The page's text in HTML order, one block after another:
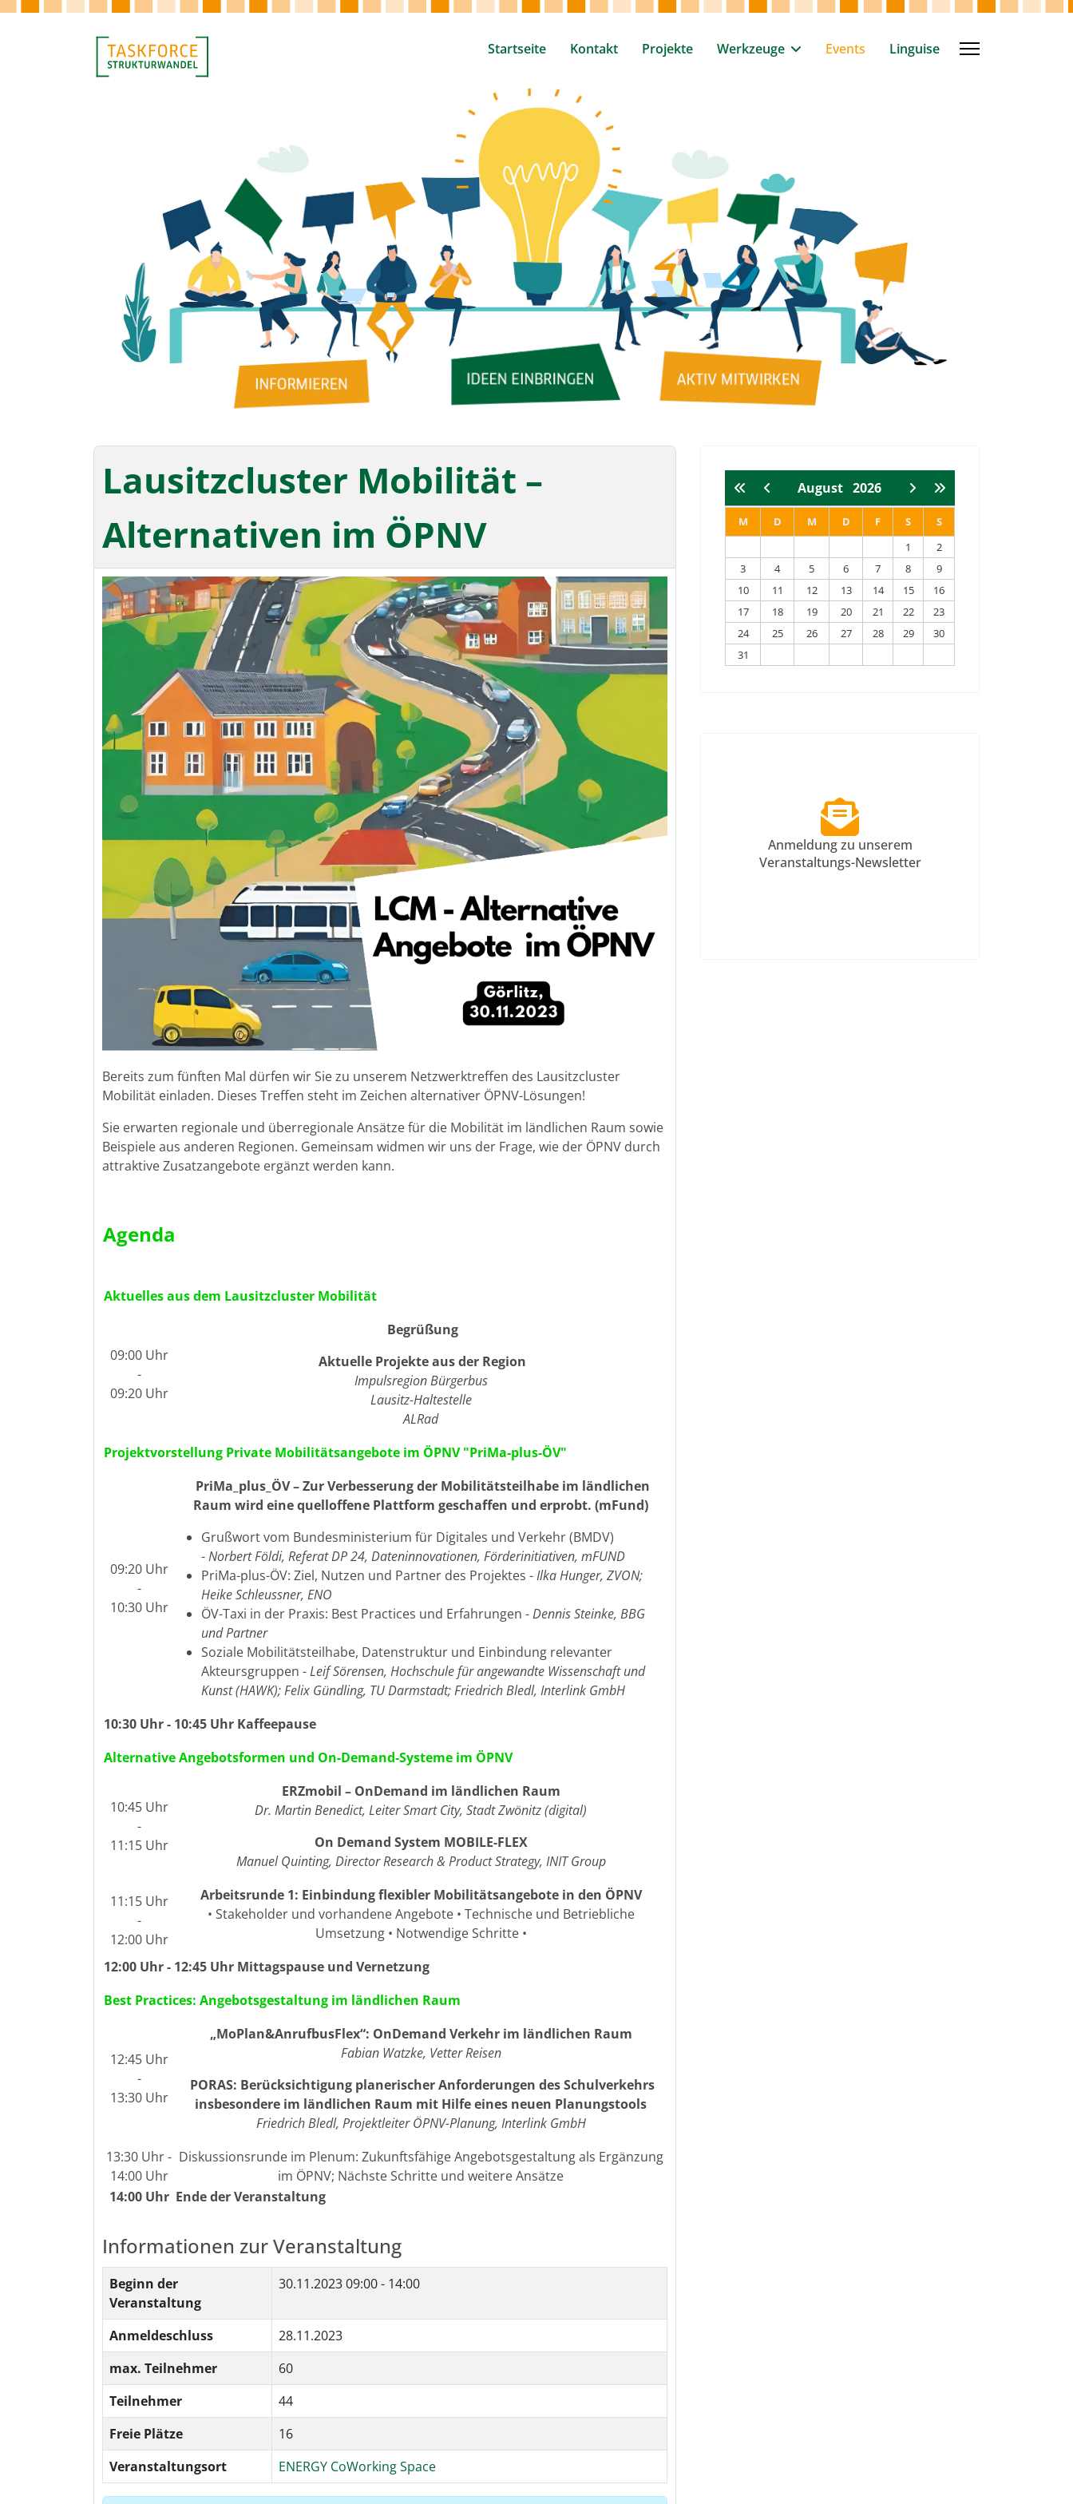
Startseite Kontakt Projekte Werkzeuge Events Linguise
Lausitzcluster Mobilität –
Alternativen im ÖPNV
Bereits zum fünften Mal dürfen wir Sie zu unserem Netzwerktreffen des Lausitzcluster
Mobilität einladen. Dieses Treffen steht im Zeichen alternativer ÖPNV-Lösungen!
Sie erwarten regionale und überregionale Ansätze für die Mobilität im ländlichen Raum sowie
Beispiele aus anderen Regionen. Gemeinsam widmen wir uns der Frage, wie der ÖPNV durch
attraktive Zusatzangebote ergänzt werden kann.
Agenda
Aktuelles aus dem Lausitzcluster Mobilität
09:00 Uhr
-
09:20 Uhr
Begrüßung
Aktuelle Projekte aus der Region
Impulsregion Bürgerbus
Lausitz-Haltestelle
ALRad
Projektvorstellung Private Mobilitätsangebote im ÖPNV "PriMa-plus-ÖV"
09:20 Uhr
-
10:30 Uhr
PriMa_plus_ÖV – Zur Verbesserung der Mobilitätsteilhabe im ländlichen
Raum wird eine quelloffene Plattform geschaffen und erprobt. (mFund)
Grußwort vom Bundesministerium für Digitales und Verkehr (BMDV)
-Norbert Földi, Referat DP 24, Dateninnovationen, Förderinitiativen, mFUND
PriMa-plus-ÖV: Ziel, Nutzen und Partner des Projektes -Ilka Hunger, ZVON;
Heike Schleussner, ENO
ÖV-Taxi in der Praxis: Best Practices und Erfahrungen -Dennis Steinke, BBG
und Partner
Soziale Mobilitätsteilhabe, Datenstruktur und Einbindung relevanter
Akteursgruppen -Leif Sörensen, Hochschule für angewandte Wissenschaft und
Kunst (HAWK); Felix Gündling, TU Darmstadt; Friedrich Bledl, Interlink GmbH
10:30 Uhr - 10:45 Uhr Kaffeepause
Alternative Angebotsformen und On-Demand-Systeme im ÖPNV
10:45 Uhr
-
11:15 Uhr
ERZmobil – OnDemand im ländlichen Raum
Dr. Martin Benedict, Leiter Smart City, Stadt Zwönitz (digital)
On Demand System MOBILE-FLEX
Manuel Quinting, Director Research & Product Strategy, INIT Group
11:15 Uhr
-
12:00 Uhr
Arbeitsrunde 1: Einbindung flexibler Mobilitätsangebote in den ÖPNV
• Stakeholder und vorhandene Angebote • Technische und Betriebliche
Umsetzung • Notwendige Schritte •
12:00 Uhr - 12:45 Uhr Mittagspause und Vernetzung
Best Practices: Angebotsgestaltung im ländlichen Raum
12:45 Uhr
-
13:30 Uhr
„MoPlan&AnrufbusFlex“: OnDemand Verkehr im ländlichen Raum
Fabian Watzke, Vetter Reisen
PORAS: Berücksichtigung planerischer Anforderungen des Schulverkehrs
insbesondere im ländlichen Raum mit Hilfe eines neuen Planungstools
Friedrich Bledl, Projektleiter ÖPNV-Planung, Interlink GmbH
13:30 Uhr -
14:00 Uhr
Diskussionsrunde im Plenum: Zukunftsfähige Angebotsgestaltung als Ergänzung
im ÖPNV; Nächste Schritte und weitere Ansätze
14:00 Uhr Ende der Veranstaltung
Informationen zur Veranstaltung
Beginn der
Veranstaltung
30.11.202309:00 - 14:00
Anmeldeschluss
28.11.2023
max. Teilnehmer
60
Teilnehmer
44
Freie Plätze
16
Veranstaltungsort
ENERGY CoWorking Space
August 2026
M D M D F S
S
1
2
3
4 5 6 7 8
9
10
11 12 13 14 15
16
17
18 19 20 21 22
23
24
25 26 27 28 29
30
31
Anmeldung zu unserem
Veranstaltungs-Newsletter